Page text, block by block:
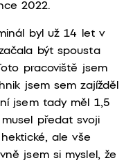
2022.
byl už 14 let v
být spousta
pracoviště jsem
jsem sem zajížděl
jsem tady měl 1,5
předat svoji
ale vše
jsem si myslel, že